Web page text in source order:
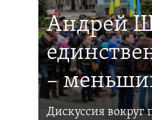
Андрей
–
Дискуссия вокруг